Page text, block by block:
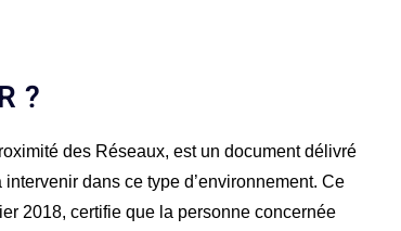
?
des Réseaux, est un document délivré
dans ce type d’environnement. Ce
2018, certifie que la personne concernée